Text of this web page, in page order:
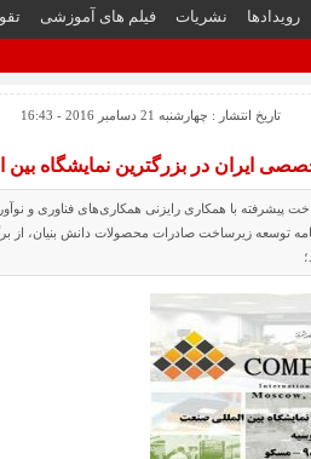
رویدادها نشریات فیلم های آموزشی
تاریخ انتشار : چهارشنبه 21 دسامبر 2016 - 16:43
ایران در بزرگترین نمایشگاه
پیشرفته با همکاری رایزنی همکاری‌های فناوری و
توسعه زیرساخت صادرات محصولات دانش بنیان، از